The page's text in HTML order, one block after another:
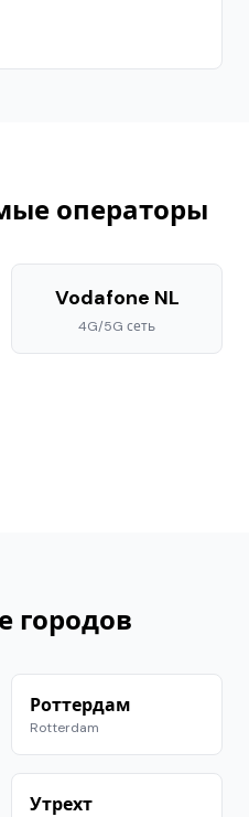
операторы
Vodafone NL
4G/5G сеть
городов
Роттердам
Rotterdam
Утрехт